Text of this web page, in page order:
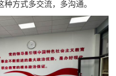
方式多交流，多沟通。